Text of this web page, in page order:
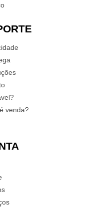
venda?